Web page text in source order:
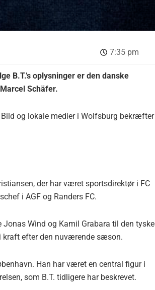
7:35 pm
B.T.’s oplysninger er den danske
Schäfer.
og lokale medier i Wolfsburg bekræfter
der har været sportsdirektør i FC
i AGF og Randers FC.
Wind og Kamil Grabara til den tyske
kraft efter den nuværende sæson.
Han har været en central figur i
som B.T. tidligere har beskrevet.